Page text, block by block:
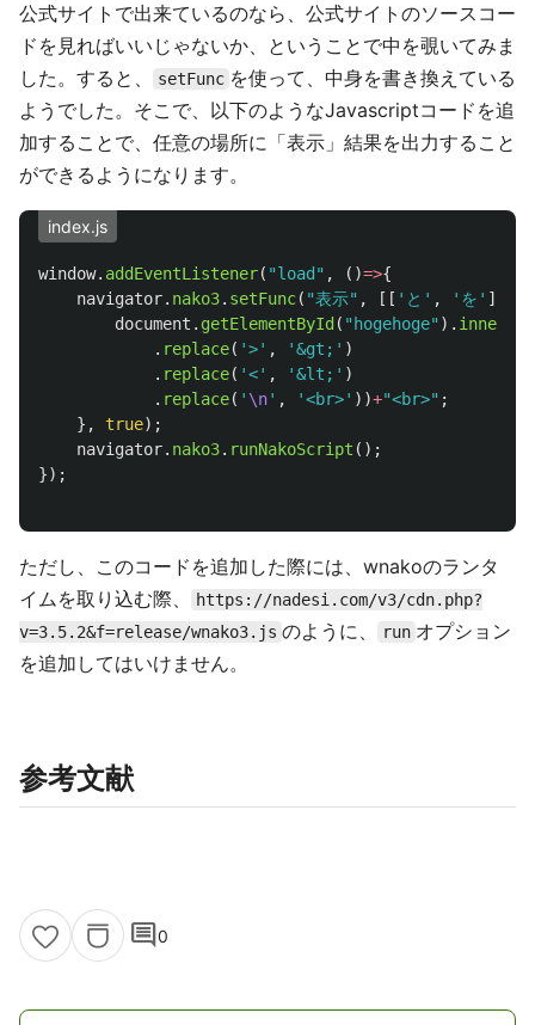
公式サイトで出来ているのなら、公式サイトのソースコー
ドを見ればいいじゃないか、ということで中を覗いてみま
した。すると、
setFunc を使って、中身を書き換えている
ようでした。そこで、以下のようなJavascriptコードを追
加することで、任意の場所に「表示」結果を出力すること
ができるようになります。
index.js
window. addEventListener( "load " , ()=>{
navigator. nako3. setFunc( "表示" , [[ ' と ' , ' を ' ]],
document . getElementById ( " hogehoge" ).
. replace( '>' , '&gt; ' )
. replace( '<' , '&lt; ' )
. replace( ' \n' , '<br>' ))+"<br>" ;
},
true);
navigator. nako3. runNakoScript ();
});
ただし、このコードを追加した際には、wnakoのランタ
イムを取り込む際、
https://nadesi.com/v3/cdn.php?
v=3.5.2&f=release/wnako3.js のように、 run オプション
を追加してはいけません。
参考文献
comment0